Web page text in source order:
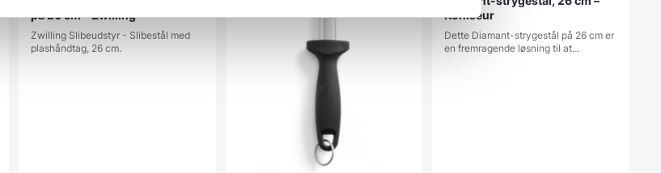
på 26 cm – Zwilling
Zwilling Slibeudstyr - Slibestål med
plashåndtag, 26 cm.
Koniseur
Dette Diamant-strygestål på 26 cm er
en fremragende løsning til at…